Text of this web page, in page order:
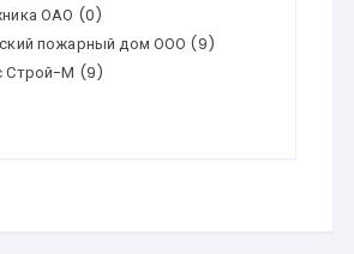
ОАО (0)
пожарный дом ООО (9)
Строй-М (9)